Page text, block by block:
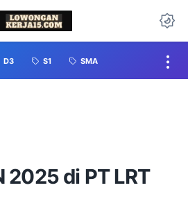
D3 S1 SMA
2025 di PT LRT